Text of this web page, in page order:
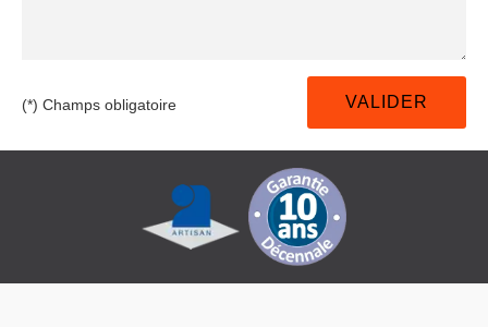
(*) Champs obligatoire